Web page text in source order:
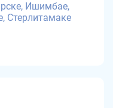
Ишимбае,
Стерлитамаке